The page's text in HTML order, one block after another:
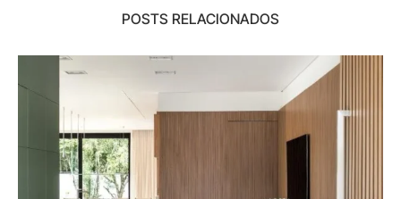
POSTS RELACIONADOS